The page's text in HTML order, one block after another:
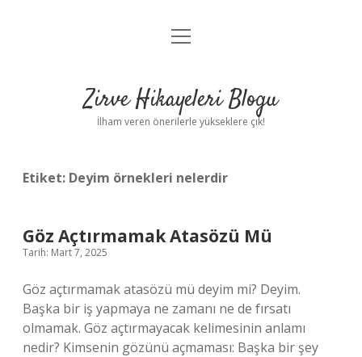
Anasayfa
Yasal Uyarı
menüyü
Zirve Hikayeleri Blogu
İlham veren önerilerle yükseklere çık!
Etiket: Deyim örnekleri nelerdir
Göz Açtırmamak Atasözü Mü
Tarih: Mart 7, 2025
Göz açtırmamak atasözü mü deyim mi? Deyim.
Başka bir iş yapmaya ne zamanı ne de fırsatı
olmamak. Göz açtırmayacak kelimesinin anlamı
nedir? Kimsenin gözünü açmaması: Başka bir şey